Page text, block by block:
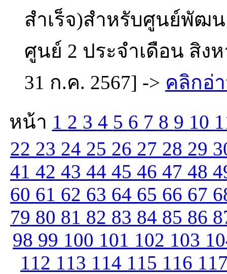
สำเร็จ)สำหรับศูนย์พัฒน
ศูนย์ 2 ประจำเดือน สิง
31 ก.ค. 2567] -> คลิกอ่
หน้า 1 2 3 4 5 6 7 8 9 10
22 23 24 25 26 27 28 29
41 42 43 44 45 46 47 48
60 61 62 63 64 65 66 67
79 80 81 82 83 84 85 86
98 99 100 101 102 103
112 113 114 115 116